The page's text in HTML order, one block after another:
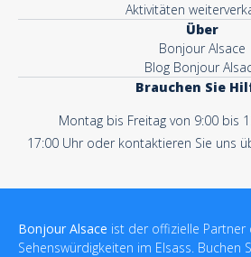
Aktivitäten
Über
Bonjour Alsace
Blog Bonjour
Brauchen Sie
Montag bis Freitag von 9:00 bis
17:00 Uhr oder kontaktieren Sie uns
Bonjour Alsace ist der offizielle Partner
Sehenswürdigkeiten im Elsass. Buchen